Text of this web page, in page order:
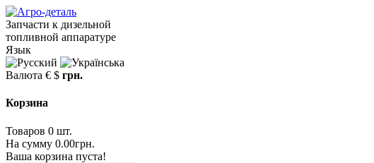
Запчасти к дизельной
топливной аппаратуре
Язык
Валюта € $ грн.
Корзина
Товаров 0 шт.
На сумму 0.00грн.
Ваша корзина пуста!